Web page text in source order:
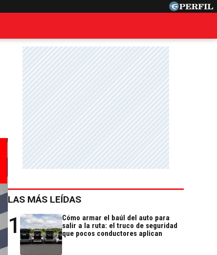
LAS MÁS LEÍDAS
1
Cómo armar el baúl del auto para
salir a la ruta: el truco de seguridad
que pocos conductores aplican